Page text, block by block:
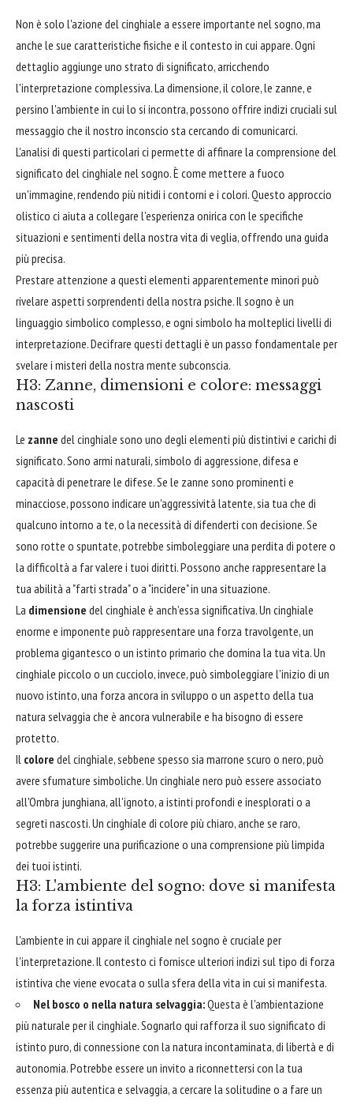
Non è solo l'azione del cinghiale a essere importante nel sogno, ma
anche le sue caratteristiche fisiche e il contesto in cui appare. Ogni
dettaglio aggiunge uno strato di significato, arricchendo
l'interpretazione complessiva. La dimensione, il colore, le zanne, e
persino l'ambiente in cui lo si incontra, possono offrire indizi cruciali sul
messaggio che il nostro inconscio sta cercando di comunicarci.
L'analisi di questi particolari ci permette di affinare la comprensione del
significato del cinghiale nel sogno. È come mettere a fuoco
un'immagine, rendendo più nitidi i contorni e i colori. Questo approccio
olistico ci aiuta a collegare l'esperienza onirica con le specifiche
situazioni e sentimenti della nostra vita di veglia, offrendo una guida
più precisa.
Prestare attenzione a questi elementi apparentemente minori può
rivelare aspetti sorprendenti della nostra psiche. Il sogno è un
linguaggio simbolico complesso, e ogni simbolo ha molteplici livelli di
interpretazione. Decifrare questi dettagli è un passo fondamentale per
svelare i misteri della nostra mente subconscia.
H3: Zanne, dimensioni e colore: messaggi
nascosti
Le zanne del cinghiale sono uno degli elementi più distintivi e carichi di
significato. Sono armi naturali, simbolo di aggressione, difesa e
capacità di penetrare le difese. Se le zanne sono prominenti e
minacciose, possono indicare un'aggressività latente, sia tua che di
qualcuno intorno a te, o la necessità di difenderti con decisione. Se
sono rotte o spuntate, potrebbe simboleggiare una perdita di potere o
la difficoltà a far valere i tuoi diritti. Possono anche rappresentare la
tua abilità a "farti strada" o a "incidere" in una situazione.
La dimensione del cinghiale è anch'essa significativa. Un cinghiale
enorme e imponente può rappresentare una forza travolgente, un
problema gigantesco o un istinto primario che domina la tua vita. Un
cinghiale piccolo o un cucciolo, invece, può simboleggiare l'inizio di un
nuovo istinto, una forza ancora in sviluppo o un aspetto della tua
natura selvaggia che è ancora vulnerabile e ha bisogno di essere
protetto.
Il colore del cinghiale, sebbene spesso sia marrone scuro o nero, può
avere sfumature simboliche. Un cinghiale nero può essere associato
all'Ombra junghiana, all'ignoto, a istinti profondi e inesplorati o a
segreti nascosti. Un cinghiale di colore più chiaro, anche se raro,
potrebbe suggerire una purificazione o una comprensione più limpida
dei tuoi istinti.
H3: L'ambiente del sogno: dove si manifesta
la forza istintiva
L'ambiente in cui appare il cinghiale nel sogno è cruciale per
l'interpretazione. Il contesto ci fornisce ulteriori indizi sul tipo di forza
istintiva che viene evocata o sulla sfera della vita in cui si manifesta.
Nel bosco o nella natura selvaggia:Questa è l'ambientazione
più naturale per il cinghiale. Sognarlo qui rafforza il suo significato di
istinto puro, di connessione con la natura incontaminata, di libertà e di
autonomia. Potrebbe essere un invito a riconnettersi con la tua
essenza più autentica e selvaggia, a cercare la solitudine o a fare un